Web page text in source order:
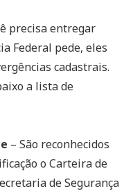
precisa entregar
Federal pede, eles
cadastrais.
a lista de
– São reconhecidos
o Carteira de
de Segurança